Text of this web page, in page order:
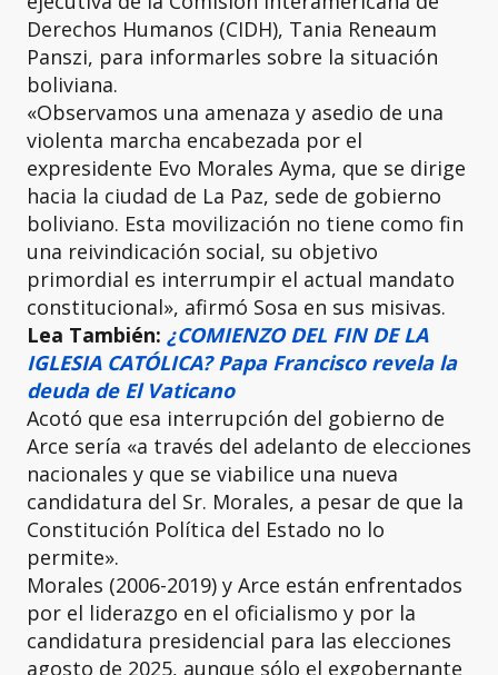
Derechos Humanos (CIDH), Tania Reneaum
Panszi, para informarles sobre la situación
boliviana.
«Observamos una amenaza y asedio de una
violenta marcha encabezada por el
expresidente Evo Morales Ayma, que se dirige
hacia la ciudad de La Paz, sede de gobierno
boliviano. Esta movilización no tiene como fin
una reivindicación social, su objetivo
primordial es interrumpir el actual mandato
constitucional», afirmó Sosa en sus misivas.
Lea También: ¿COMIENZO DEL FIN DE LA
IGLESIA CATÓLICA? Papa Francisco revela la
deuda de El Vaticano
Acotó que esa interrupción del gobierno de
Arce sería «a través del adelanto de elecciones
nacionales y que se viabilice una nueva
candidatura del Sr. Morales, a pesar de que la
Constitución Política del Estado no lo
permite».
Morales (2006-2019) y Arce están enfrentados
por el liderazgo en el oficialismo y por la
candidatura presidencial para las elecciones
agosto de 2025, aunque sólo el exgobernante